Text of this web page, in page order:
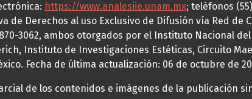
https://www.analesiie.unam.mx; teléfonos
de Derechos al uso Exclusivo de Difusión vía Red de
3062, ambos otorgados por el Instituto Nacional
Instituto de Investigaciones Estéticas, Circuito
Fecha de última actualización: 06 de octubre de
de los contenidos e imágenes de la publicación